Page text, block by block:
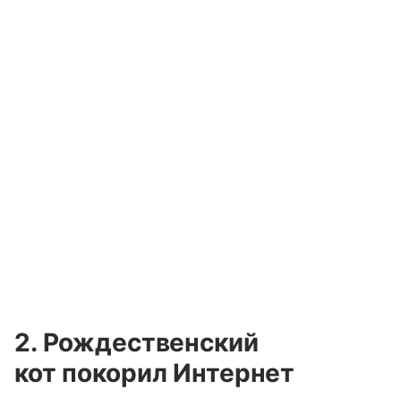
2. Рождественский
кот покорил Интернет